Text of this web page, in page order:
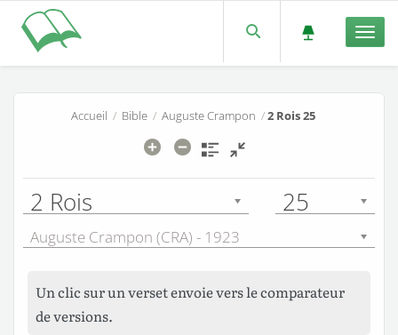
Accueil / Bible/ Auguste Crampon /2 Rois 25
2 Rois 25
Auguste Crampon (CRA) - 1923
Un clic sur un verset envoie vers le comparateur
de versions.